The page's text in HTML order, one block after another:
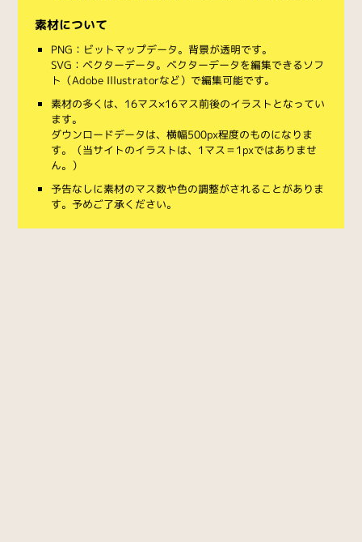
素材について
PNG：ビットマップデータ。背景が透明です。
SVG：ベクターデータ。ベクターデータを編集できるソフ
ト（Adobe Illustratorなど）で編集可能です。
素材の多くは、16マス×16マス前後のイラストとなってい
ます。
ダウンロードデータは、横幅500px程度のものになりま
す。（当サイトのイラストは、1マス＝1pxではありませ
ん。）
予告なしに素材のマス数や色の調整がされることがありま
す。予めご了承ください。